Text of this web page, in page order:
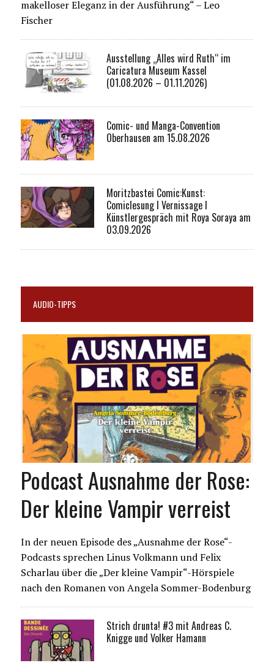
makelloser Eleganz in der Ausführung“ – Leo
Fischer
Ausstellung „Alles wird Ruth“ im
Caricatura Museum Kassel
(01.08.2026 – 01.11.2026)
Comic- und Manga-Convention
Oberhausen am 15.08.2026
Moritzbastei Comic:Kunst:
Comiclesung I Vernissage I
Künstlergespräch mit Roya Soraya am
03.09.2026
AUDIO-TIPPS
Podcast Ausnahme der Rose:
Der kleine Vampir verreist
In der neuen Episode des „Ausnahme der Rose“-
Podcasts sprechen Linus Volkmann und Felix
Scharlau über die „Der kleine Vampir“-Hörspiele
nach den Romanen von Angela Sommer-Bodenburg
Strich drunta! #3 mit Andreas C.
Knigge und Volker Hamann